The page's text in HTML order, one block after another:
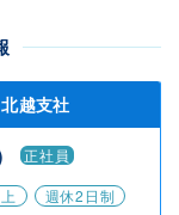
越支社
正社員
週休2日制